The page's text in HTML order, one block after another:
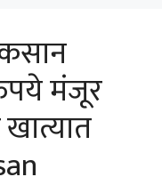
मंजूर
खात्यात